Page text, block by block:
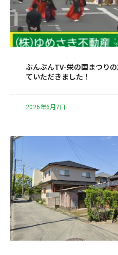
ぶんぶんTV-栄の国まつり
ていただきました！
2026年6月7日